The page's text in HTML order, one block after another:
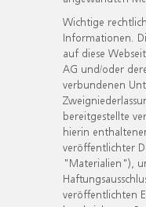
Wichtige
Informationen.
auf diese
AG und/oder
verbundenen
bereitgestellte
hierin
veröffentlichter
"Materialien"),
veröffentlichten